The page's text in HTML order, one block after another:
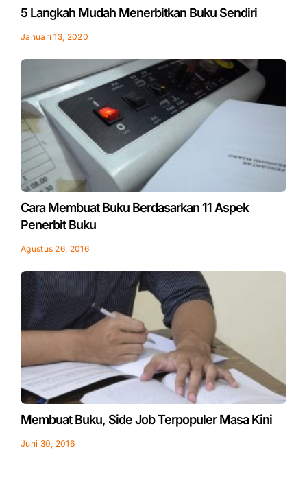
5 Langkah Mudah Menerbitkan Buku Sendiri
Januari 13, 2020
Cara Membuat Buku Berdasarkan 11 Aspek
Penerbit Buku
Agustus 26, 2016
Membuat Buku, Side Job Terpopuler Masa Kini
Juni 30, 2016